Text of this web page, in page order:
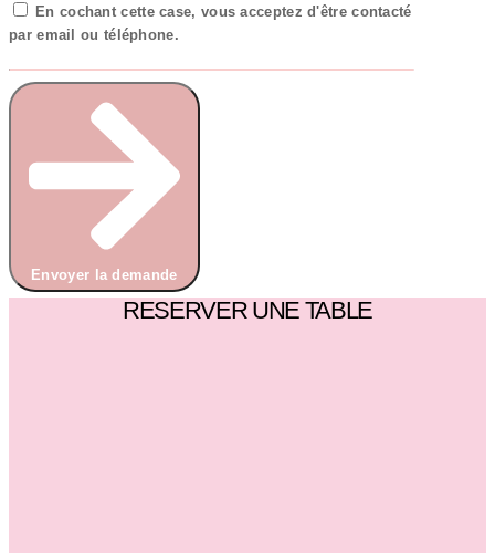
En cochant cette case, vous acceptez d'être contacté
par email ou téléphone.
Envoyer la demande
RESERVER UNE TABLE